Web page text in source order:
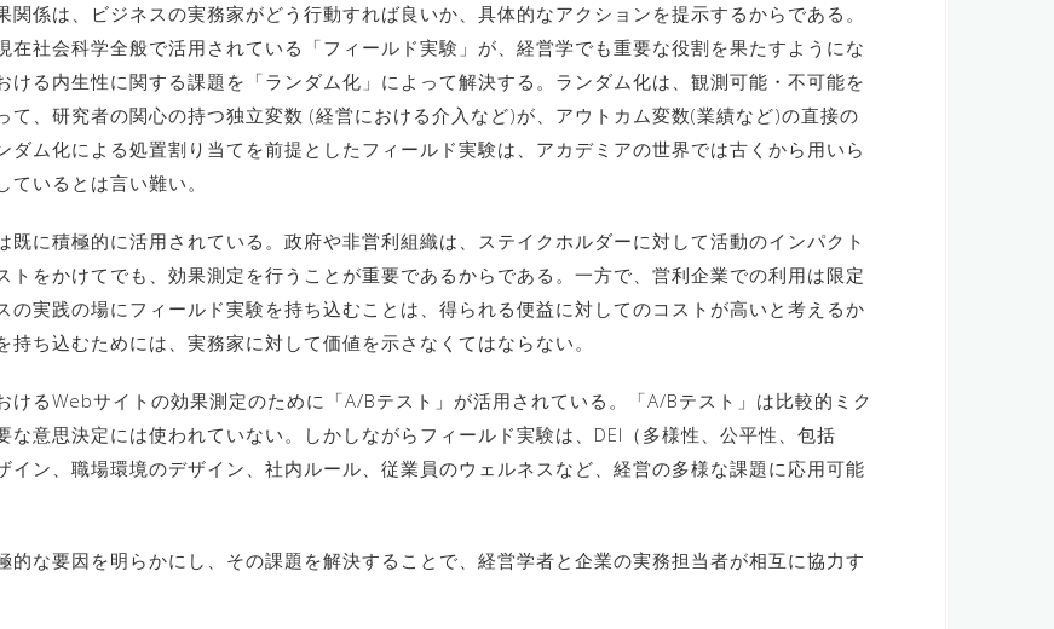
係は、ビジネスの実務家がどう行動すれば良いか、具体的なアクションを提示するからである。
社会科学全般で活用されている「フィールド実験」が、経営学でも重要な役割を果たすようにな
ける内生性に関する課題を「ランダム化」によって解決する。ランダム化は、観測可能・不可能を
て、研究者の関心の持つ独立変数 (経営における介入など)が、アウトカム変数(業績など)の直接の
ム化による処置割り当てを前提としたフィールド実験は、アカデミアの世界では古くから用いら
いるとは言い難い。
に積極的に活用されている。政府や非営利組織は、ステイクホルダーに対して活動のインパクト
トをかけてでも、効果測定を行うことが重要であるからである。一方で、営利企業での利用は限定
実践の場にフィールド実験を持ち込むことは、得られる便益に対してのコストが高いと考えるか
ち込むためには、実務家に対して価値を示さなくてはならない。
るWebサイトの効果測定のために「A/Bテスト」が活用されている。「A/Bテスト」は比較的ミク
意思決定には使われていない。しかしながらフィールド実験は、DEI（多様性、公平性、包括
ン、職場環境のデザイン、社内ルール、従業員のウェルネスなど、経営の多様な課題に応用可能
な要因を明らかにし、その課題を解決することで、経営学者と企業の実務担当者が相互に協力す